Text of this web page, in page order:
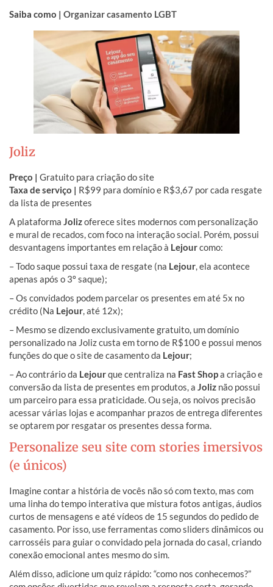
Saiba como | Organizar casamento LGBT
Joliz
Preço | Gratuito para criação do site
Taxa de serviço | R$99 para domínio e R$3,67 por cada resgate
da lista de presentes
A plataforma Jolizoferece sites modernos com personalização
e mural de recados, com foco na interação social. Porém, possui
desvantagens importantes em relação à Lejourcomo:
– Todo saque possui taxa de resgate (na Lejour, ela acontece
apenas após o 3º saque);
– Os convidados podem parcelar os presentes em até 5x no
crédito (Na Lejour, até 12x);
– Mesmo se dizendo exclusivamente gratuito, um domínio
personalizado na Joliz custa em torno de R$100 e possui menos
funções do que o site de casamento da Lejour;
– Ao contrário da Lejourque centraliza na Fast Shopa criação e
conversão da lista de presentes em produtos, a Joliz não possui
um parceiro para essa praticidade. Ou seja, os noivos precisão
acessar várias lojas e acompanhar prazos de entrega diferentes
se optarem por resgatar os presentes dessa forma.
Personalize seu site com stories imersivos
(e únicos)
Imagine contar a história de vocês não só com texto, mas com
uma linha do tempo interativa que mistura fotos antigas, áudios
curtos de mensagens e até vídeos de 15 segundos do pedido de
casamento. Por isso, use ferramentas como sliders dinâmicos ou
carrosséis para guiar o convidado pela jornada do casal, criando
conexão emocional antes mesmo do sim.
Além disso, adicione um quiz rápido: “como nos conhecemos?”